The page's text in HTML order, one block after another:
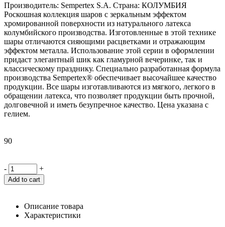
Производитель: Sempertex S.A. Страна: КОЛУМБИЯ
Роскошная коллекция шаров с зеркальным эффектом
хромированной поверхности из натурального латекса
колумбийского производства. Изготовленные в этой технике
шары отличаются сияющими расцветками и отражающим
эффектом металла. Использование этой серии в оформлении
придаст элегантный шик как гламурной вечеринке, так и
классическому празднику. Специально разработанная формула
производства Sempertex® обеспечивает высочайшее качество
продукции. Все шары изготавливаются из мягкого, легкого в
обращении латекса, что позволяет продукции быть прочной,
долговечной и иметь безупречное качество. Цена указана с
гелием.
90
- +
Add to cart
Описание товара
Характеристики